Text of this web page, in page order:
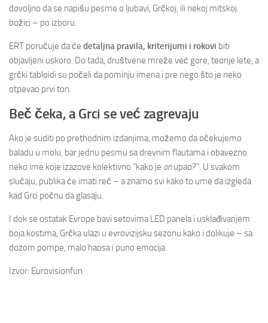
dovoljno da se napišu pesme o ljubavi, Grčkoj, ili nekoj mitskoj
božici – po izboru.
ERT poručuje da će detaljna pravila, kriterijumi i rokovi biti
objavljeni uskoro. Do tada, društvene mreže već gore, teorije lete, a
grčki tabloidi su počeli da pominju imena i pre nego što je neko
otpevao prvi ton.
Beč čeka, a Grci se već zagrevaju
Ako je suditi po prethodnim izdanjima, možemo da očekujemo
baladu u molu, bar jednu pesmu sa drevnim flautama i obavezno
neko ime koje izazove kolektivno “kako je onupao?”. U svakom
slučaju, publika će imati reč – a znamo svi kako to ume da izgleda
kad Grci počnu da glasaju.
I dok se ostatak Evrope bavi setovima LED panela i usklađivanjem
boja kostima, Grčka ulazi u evrovizijsku sezonu kako i dolikuje – sa
dozom pompe, malo haosa i puno emocija.
Izvor: Eurovisionfun